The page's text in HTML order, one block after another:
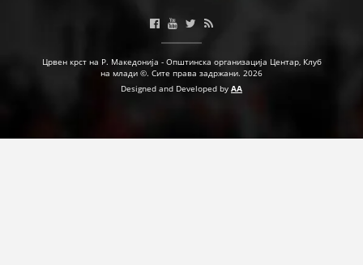
Црвен крст на Р. Македонија - Општинска организација Центар, Клуб
на млади ©. Сите права задржани. 2026
Designed and Developed by AA